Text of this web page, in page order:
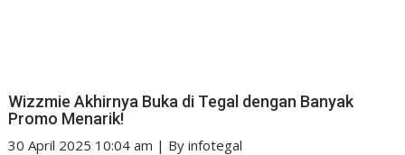
Wizzmie Akhirnya Buka di Tegal dengan Banyak
Promo Menarik!
30 April 2025 10:04 am | Byinfotegal